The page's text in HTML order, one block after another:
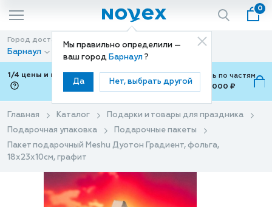
Мы правильно определили —
ваш город Барнаул ?
Да Нет, выбрать другой
0
Город доставки
Барнаул
Способ доставки
Доставка
1/4 цены и покупки ваши с Подели
Можно оплатить по частям
от 700 ₽ до 15,000 ₽
Главная Каталог
Подарки и товары для праздника
Подарочная упаковка
Подарочные пакеты
Пакет подарочный Meshu Дуотон Градиент, фольга,
18х23х10см, графит